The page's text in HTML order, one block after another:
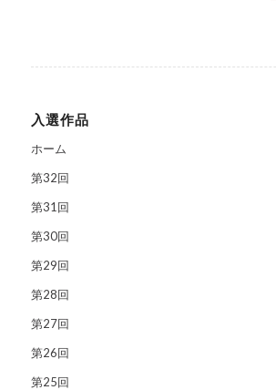
入選作品
ホーム
第32回
第31回
第30回
第29回
第28回
第27回
第26回
第25回